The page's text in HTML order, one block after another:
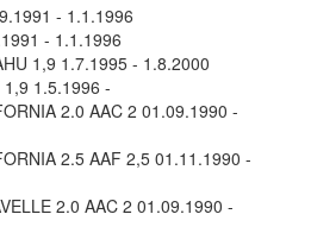
- 1.1.1996
- 1.1.1996
1,9 1.7.1995 - 1.8.2000
1,9 1.5.1996 -
2.0 AAC 2 01.09.1990 -
2.5 AAF 2,5 01.11.1990 -
2.0 AAC 2 01.09.1990 -